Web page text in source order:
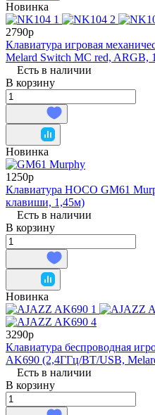
Новинка
2790р
Клавиатура игровая
Melard Switch MC red, ARGB,
Есть в наличии
В корзину
Новинка
1250р
Клавиатура HOCO GM61
клавиши, 1,45м)
Есть в наличии
В корзину
Новинка
3290р
Клавиатура беспроводная
AK690 (2,4ГГц/BT/USB,
Есть в наличии
В корзину